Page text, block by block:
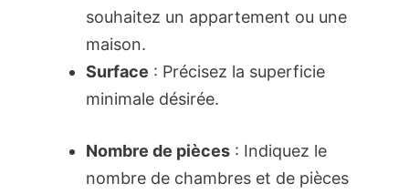
souhaitez un appartement ou une
maison.
Surface : Précisez la superficie
minimale désirée.
Nombre de pièces : Indiquez le
nombre de chambres et de pièces